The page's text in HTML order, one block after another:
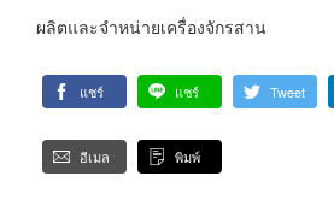
ผลิตและจำหน่ายเครื่องจักรสาน
แชร์ แชร์ Tweet
อีเมล พิมพ์